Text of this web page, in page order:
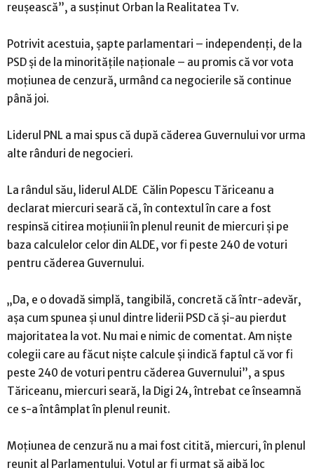
reuşească”, a susținut Orban la Realitatea Tv.
Potrivit acestuia, şapte parlamentari – independenţi, de la
PSD şi de la minorităţile naţionale – au promis că vor vota
moţiunea de cenzură, urmând ca negocierile să continue
până joi.
Liderul PNL a mai spus că după căderea Guvernului vor urma
alte rânduri de negocieri.
La rândul său, liderul ALDE Călin Popescu Tăriceanu a
declarat miercuri seară că, în contextul în care a fost
respinsă citirea moțiunii în plenul reunit de miercuri și pe
baza calculelor celor din ALDE, vor fi peste 240 de voturi
pentru căderea Guvernului.
„Da, e o dovadă simplă, tangibilă, concretă că într-adevăr,
așa cum spunea și unul dintre liderii PSD că și-au pierdut
majoritatea la vot. Nu mai e nimic de comentat. Am niște
colegii care au făcut niște calcule și indică faptul că vor fi
peste 240 de voturi pentru căderea Guvernului”, a spus
Tăriceanu, miercuri seară, la Digi 24, întrebat ce înseamnă
ce s-a întâmplat în plenul reunit.
Moțiunea de cenzură nu a mai fost citită, miercuri, în plenul
reunit al Parlamentului. Votul ar fi urmat să aibă loc